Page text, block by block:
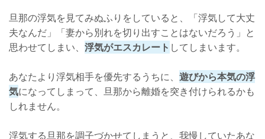
旦那の浮気を見てみぬふりをしていると、「浮気して大丈
夫なんだ」「妻から別れを切り出すことはないだろう」と
思わせてしまい、 浮気がエスカレート してしまいます。
あなたより浮気相手を優先するうちに、 遊びから本気の浮
気になってしまって、旦那から離婚を突き付けられるかも
しれません。
浮気する旦那を調子づかせてしまうと、我慢していたあな